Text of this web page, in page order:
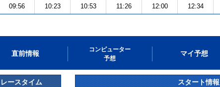
09:56 10:23 10:53 11:26 12:00 12:34
直前情報
コンピューター
予想
マイ予想
レースタイム スタート情報